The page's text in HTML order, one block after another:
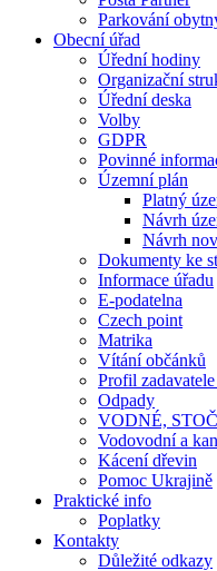
Parkování
Obecní úřad
Úřední hodiny
Organizační
Úřední deska
Volby
GDPR
Povinné
Územní plán
Platný
Návrh
Návrh
Dokumenty ke
Informace úřadu
E-podatelna
Czech point
Matrika
Vítání občánků
Profil
Odpady
VODNÉ,
Vodovodní a
Kácení dřevin
Pomoc Ukrajině
Praktické info
Poplatky
Kontakty
Důležité odkazy